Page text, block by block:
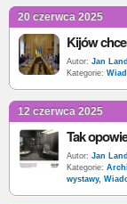
20 czerwca 2025
Autor: Jan
Kategorie:
12 czerwca 2025
Autor: Jan
Kategorie:
wystawy,